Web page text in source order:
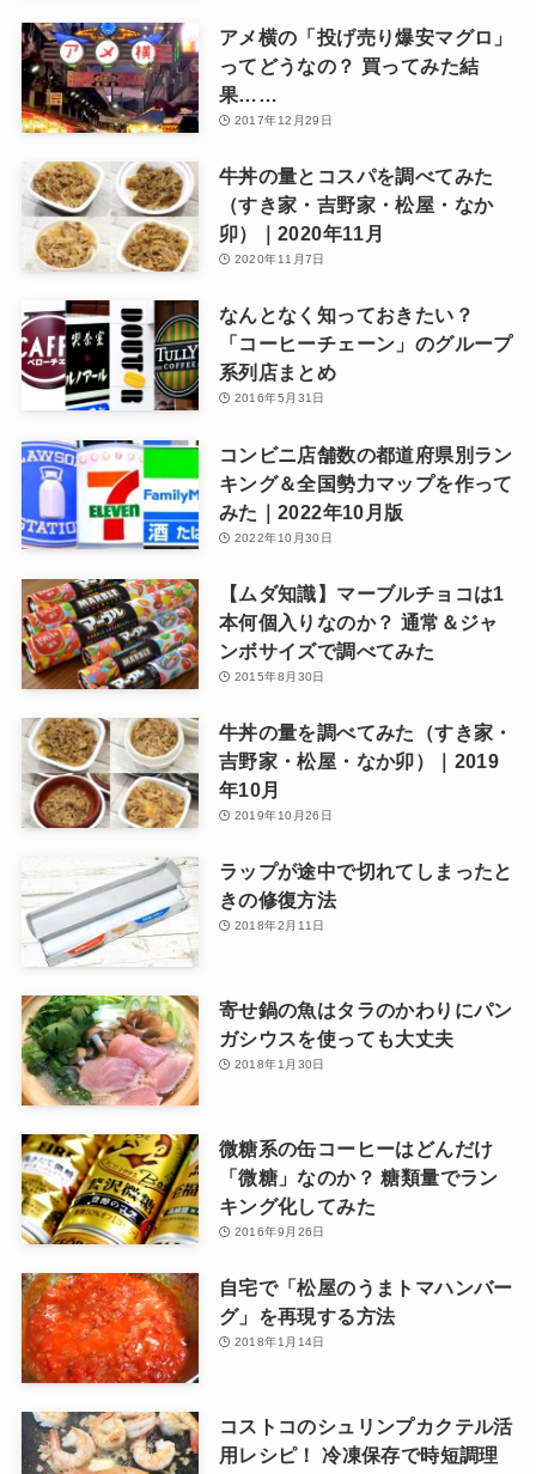
アメ横の「投げ売り爆安マグロ」
ってどうなの？ 買ってみた結
果……
2017年12月29日
牛丼の量とコスパを調べてみた
（すき家・吉野家・松屋・なか
卯）｜2020年11月
2020年11月7日
なんとなく知っておきたい？
「コーヒーチェーン」のグループ
系列店まとめ
2016年5月31日
コンビニ店舗数の都道府県別ラン
キング＆全国勢力マップを作って
みた｜2022年10月版
2022年10月30日
【ムダ知識】マーブルチョコは1
本何個入りなのか？ 通常＆ジャ
ンボサイズで調べてみた
2015年8月30日
牛丼の量を調べてみた（すき家・
吉野家・松屋・なか卯）｜2019
年10月
2019年10月26日
ラップが途中で切れてしまったと
きの修復方法
2018年2月11日
寄せ鍋の魚はタラのかわりにパン
ガシウスを使っても大丈夫
2018年1月30日
微糖系の缶コーヒーはどんだけ
「微糖」なのか？ 糖類量でラン
キング化してみた
2016年9月26日
自宅で「松屋のうまトマハンバー
グ」を再現する方法
2018年1月14日
コストコのシュリンプカクテル活
用レシピ！ 冷凍保存で時短調理